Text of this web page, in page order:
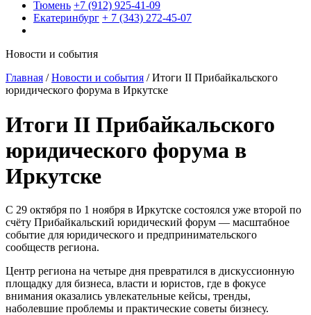
Тюмень +7 (912) 925-41-09
Екатеринбург + 7 (343) 272-45-07
Новости и события
Главная /Новости и события /Итоги II Прибайкальского
юридического форума в Иркутске
Итоги II Прибайкальского
юридического форума в
Иркутске
С 29 октября по 1 ноября в Иркутске состоялся уже второй по
счёту Прибайкальский юридический форум — масштабное
событие для юридического и предпринимательского
сообществ региона.
Центр региона на четыре дня превратился в дискуссионную
площадку для бизнеса, власти и юристов, где в фокусе
внимания оказались увлекательные кейсы, тренды,
наболевшие проблемы и практические советы бизнесу.